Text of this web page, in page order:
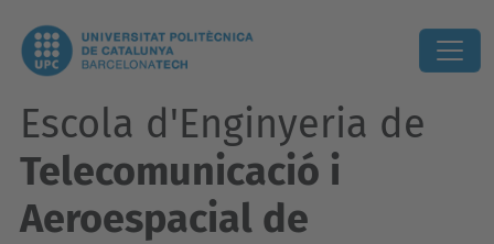
Escola d'Enginyeria de
Telecomunicació i
Aeroespacial de